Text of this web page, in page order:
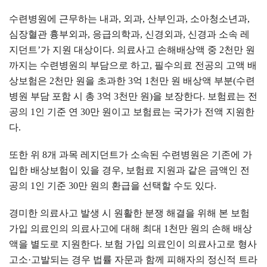
수련병원에 근무하는 내과, 외과, 산부인과, 소아청소년과,
심장혈관 흉부외과, 응급의학과, 신경외과, 신경과 소속 레
지던트’가 지원 대상이다. 의료사고 손해배상액 중 2천만 원
까지는 수련병원의 부담으로 하고, 필수의료 전공의 고액 배
상보험은 2천만 원을 초과한 3억 1 천만 원 배상액 부분(수련
병원 부담 포함 시 총 3억 3천만 원)을 보장한다. 보험료는 전
공의 1 인 기준 연 30만 원이고 보험료는 국가가 전액 지원한
다.
또한 위 8개 과목 레지던트가 소속된 수련병원은 기존에 가
입한 배상보험이 있을 경우, 보험료 지원과 같은 금액인 전
공의 1 인 기준 30만 원의 환급을 선택할 수도 있다.
경미한 의료사고 발생 시 원활한 분쟁 해결을 위해 본 보험
가입 의료인의 의료사고에 대해 최대 1 천만 원의 손해 배상
액을 별도로 지원한다. 보험 가입 의료인이 의료사고로 형사
고소·고발되는 경우 법률 자문과 함께 피해자의 정신적 트라